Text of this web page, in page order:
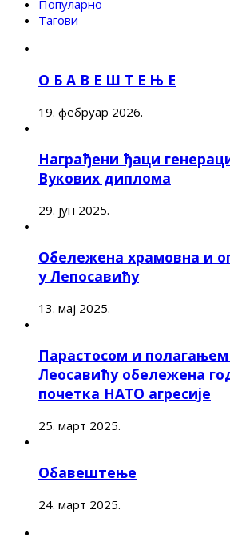
Популарно
Тагови
О Б А В Е Ш Т Е Њ Е
19. фебруар 2026.
Награђени ђаци
Вукових диплома
29. јун 2025.
Обележена храмовна и
у Лепосавићу
13. мај 2025.
Парастосом и
Леосавићу обележена
почетка НАТО агресије
25. март 2025.
Обавештење
24. март 2025.